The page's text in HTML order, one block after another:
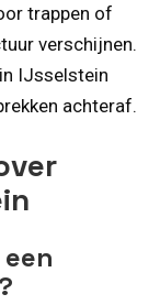
trappen of
verschijnen.
IJsselstein
achteraf.